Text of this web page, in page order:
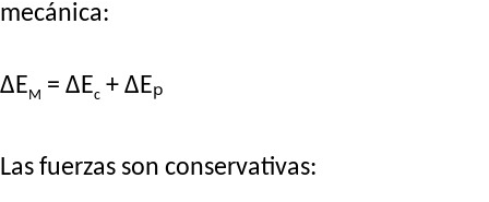
mecánica:
ΔE M = ΔEc + ΔEₚ
Las fuerzas son conservativas: